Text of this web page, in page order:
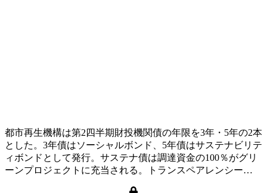
都市再生機構は第2四半期財投機関債の年限を3年・5年の2本
とした。3年債はソーシャルボンド、5年債はサステナビリテ
ィボンドとして発行。サステナ債は調達資金の100％がグリ
ーンプロジェクトに充当される。トランスペアレンシー…